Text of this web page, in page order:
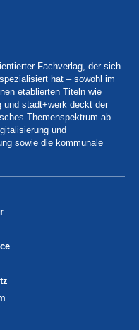
Fachverlag, der sich
hat – sowohl im
etablierten Titeln wie
und stadt+werk deckt der
Themenspektrum ab.
und
sowie die kommunale